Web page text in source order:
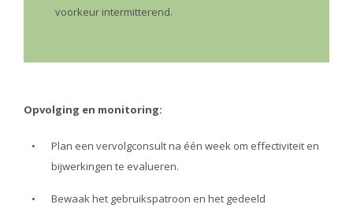
voorkeur intermitterend.
Opvolging en monitoring:
Plan een vervolgconsult na één week om effectiviteit en
bijwerkingen te evalueren.
Bewaak het gebruikspatroon en het gedeeld